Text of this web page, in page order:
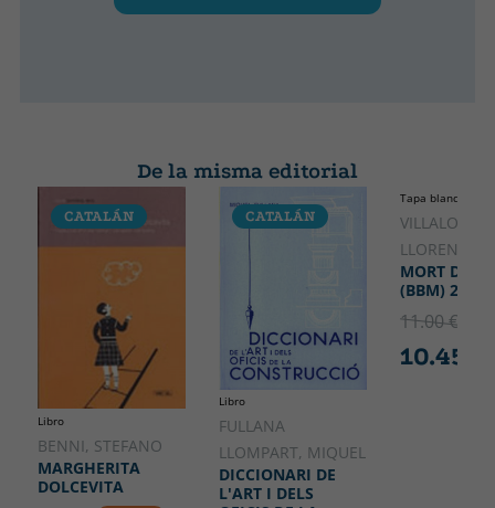
De la misma editorial
CATALÁN
Libro
BENNI, STEFANO
MARGHERITA
DOLCEVITA
CATALÁN
Libro
FULLANA
LLOMPART, MIQUEL
DICCIONARI DE
L'ART I DELS
CATALÁN
Tapa blanda o
VILLALONGA,
LLORENÇ
MORT DE
(BBM) 2A
11.00 €
10.45 €